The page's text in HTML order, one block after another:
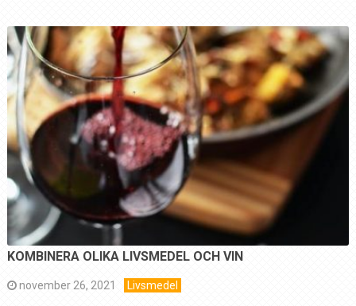
KOMBINERA OLIKA LIVSMEDEL OCH VIN
november 26, 2021 Livsmedel